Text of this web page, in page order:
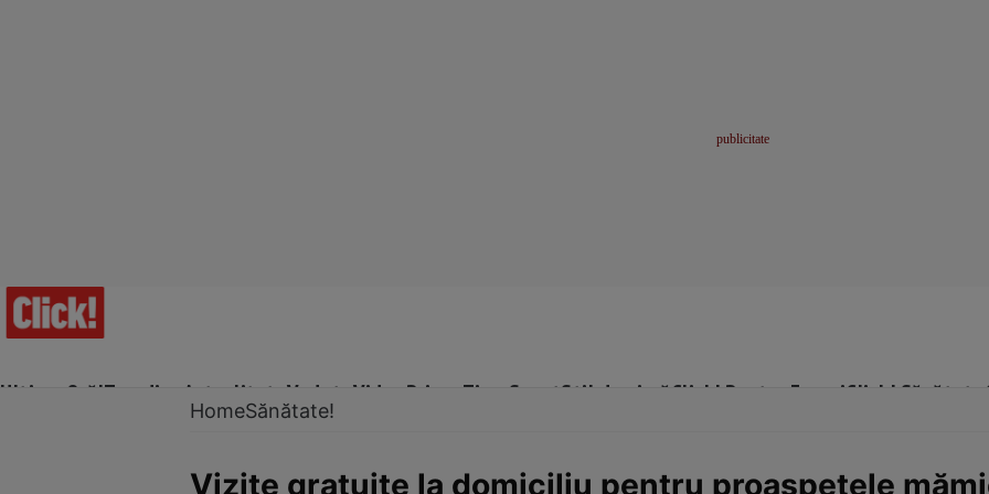
Ultima Oră!Trending Actualitate Vedete Video Prime Time SportStil de viațăClick! Pentru FemeiClick! Sănătate
HomeSănătate!
Vizite gratuite la domiciliu pentru proaspetele